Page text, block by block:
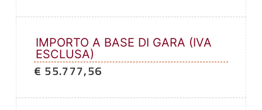
IMPORTO A BASE DI GARA (IVA
ESCLUSA)
€ 55.777,56